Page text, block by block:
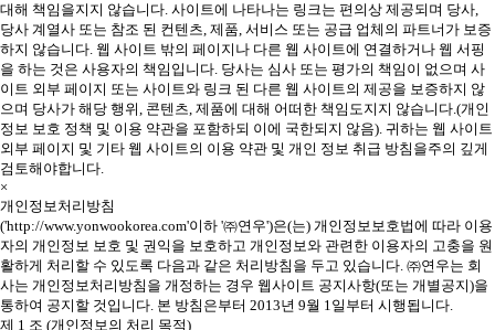
대해 책임을지지 않습니다. 사이트에 나타나는 링크는 편의상 제공되며 당사,
당사 계열사 또는 참조 된 컨텐츠, 제품, 서비스 또는 공급 업체의 파트너가 보증
하지 않습니다. 웹 사이트 밖의 페이지나 다른 웹 사이트에 연결하거나 웹 서핑
을 하는 것은 사용자의 책임입니다. 당사는 심사 또는 평가의 책임이 없으며 사
이트 외부 페이지 또는 사이트와 링크 된 다른 웹 사이트의 제공을 보증하지 않
으며 당사가 해당 행위, 콘텐츠, 제품에 대해 어떠한 책임도지지 않습니다.(개인
정보 보호 정책 및 이용 약관을 포함하되 이에 국한되지 않음). 귀하는 웹 사이트
외부 페이지 및 기타 웹 사이트의 이용 약관 및 개인 정보 취급 방침을주의 깊게
검토해야합니다.
×
개인정보처리방침
('http://www.yonwookorea.com'이하 '㈜연우')은(는) 개인정보보호법에 따라 이용
자의 개인정보 보호 및 권익을 보호하고 개인정보와 관련한 이용자의 고충을 원
활하게 처리할 수 있도록 다음과 같은 처리방침을 두고 있습니다. ㈜연우는 회
사는 개인정보처리방침을 개정하는 경우 웹사이트 공지사항(또는 개별공지)을
통하여 공지할 것입니다. 본 방침은부터 2013년 9월 1일부터 시행됩니다.
제 1 조 (개인정보의 처리 목적)